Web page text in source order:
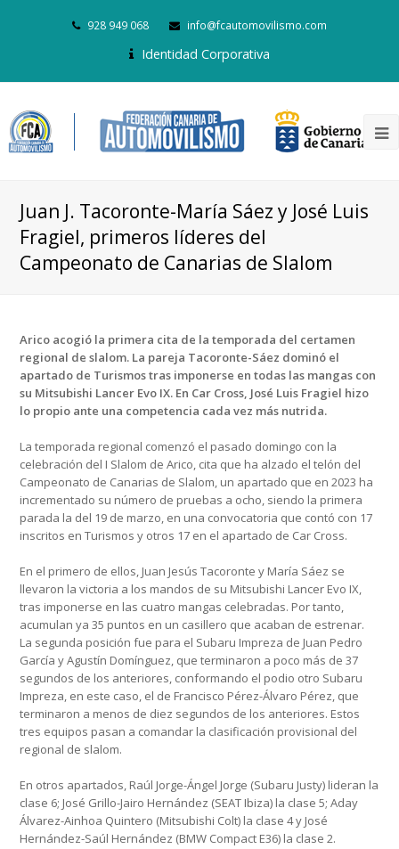
928 949 068 info@fcautomovilismo.com
Identidad Corporativa
Juan J. Tacoronte-María Sáez y José Luis
Fragiel, primeros líderes del
Campeonato de Canarias de Slalom
Arico acogió la primera cita de la temporada del certamen
regional de slalom. La pareja Tacoronte-Sáez dominó el
apartado de Turismos tras imponerse en todas las mangas con
su Mitsubishi Lancer Evo IX. En Car Cross, José Luis Fragiel hizo
lo propio ante una competencia cada vez más nutrida.
La temporada regional comenzó el pasado domingo con la
celebración del I Slalom de Arico, cita que ha alzado el telón del
Campeonato de Canarias de Slalom, un apartado que en 2023 ha
incrementado su número de pruebas a ocho, siendo la primera
parada la del 19 de marzo, en una convocatoria que contó con 17
inscritos en Turismos y otros 17 en el apartado de Car Cross.
En el primero de ellos, Juan Jesús Tacoronte y María Sáez se
llevaron la victoria a los mandos de su Mitsubishi Lancer Evo IX,
tras imponerse en las cuatro mangas celebradas. Por tanto,
acumulan ya 35 puntos en un casillero que acaban de estrenar.
La segunda posición fue para el Subaru Impreza de Juan Pedro
García y Agustín Domínguez, que terminaron a poco más de 37
segundos de los anteriores, conformando el podio otro Subaru
Impreza, en este caso, el de Francisco Pérez-Álvaro Pérez, que
terminaron a menos de diez segundos de los anteriores. Estos
tres equipos pasan a comandar la clasificación provisional del
regional de slalom.
En otros apartados, Raúl Jorge-Ángel Jorge (Subaru Justy) lideran la
clase 6; José Grillo-Jairo Hernández (SEAT Ibiza) la clase 5; Aday
Álvarez-Ainhoa Quintero (Mitsubishi Colt) la clase 4 y José
Hernández-Saúl Hernández (BMW Compact E36) la clase 2.